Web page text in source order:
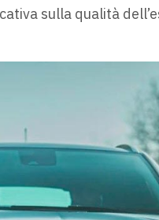
sulla qualità